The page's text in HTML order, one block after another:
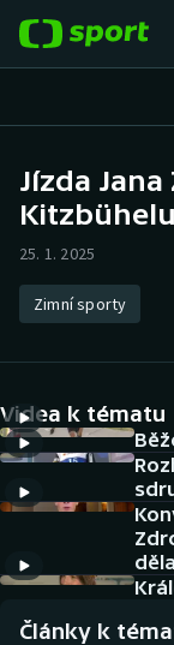
Hokej
Atletika
DALŠÍ SPORTY
Americký fotbal
Baseball a
NEPŘEHLÉDNĚTE
Jízda
Kitzbühelu
25. 1. 2025
Zimní sporty
Videa k tématu
Články k